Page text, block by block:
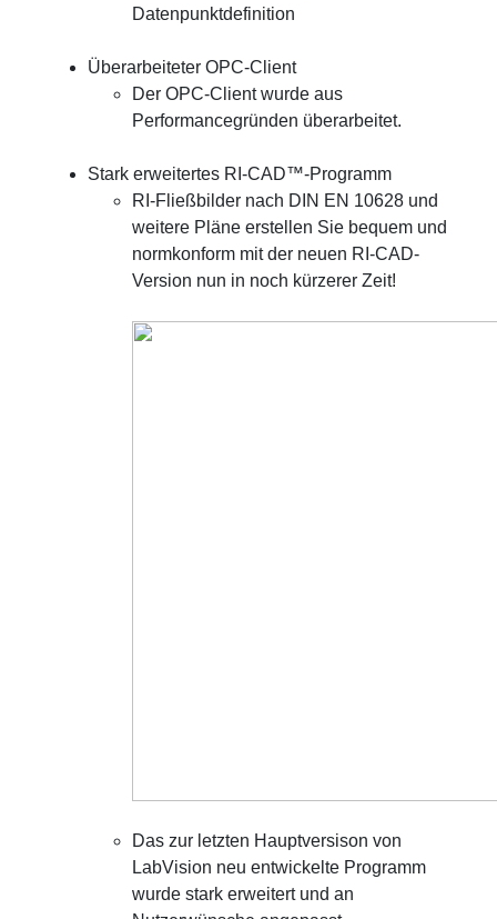
Datenpunktdefinition
Überarbeiteter OPC-Client
Der OPC-Client wurde aus
Performancegründen überarbeitet.
Stark erweitertes RI-CAD™-Programm
RI-Fließbilder nach DIN EN 10628 und
weitere Pläne erstellen Sie bequem und
normkonform mit der neuen RI-CAD-
Version nun in noch kürzerer Zeit!
Das zur letzten Hauptversison von
LabVision neu entwickelte Programm
wurde stark erweitert und an